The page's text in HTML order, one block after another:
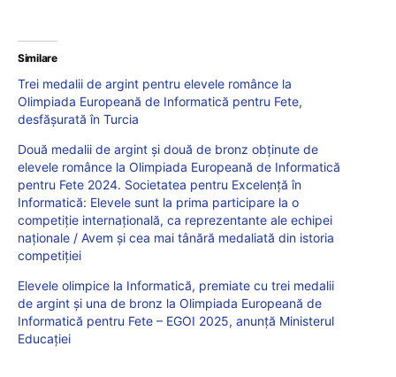
Similare
Trei medalii de argint pentru elevele românce la
Olimpiada Europeană de Informatică pentru Fete,
desfășurată în Turcia
Două medalii de argint și două de bronz obținute de
elevele românce la Olimpiada Europeană de Informatică
pentru Fete 2024. Societatea pentru Excelență în
Informatică: Elevele sunt la prima participare la o
competiție internațională, ca reprezentante ale echipei
naționale / Avem și cea mai tânără medaliată din istoria
competiției
Elevele olimpice la Informatică, premiate cu trei medalii
de argint și una de bronz la Olimpiada Europeană de
Informatică pentru Fete – EGOI 2025, anunță Ministerul
Educației